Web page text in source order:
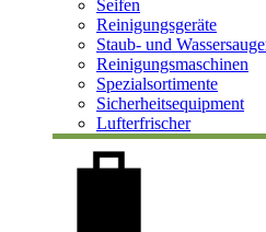
Seifen
Reinigungsgeräte
Staub- und
Reinigungsmaschinen
Spezialsortimente
Sicherheitsequipment
Lufterfrischer